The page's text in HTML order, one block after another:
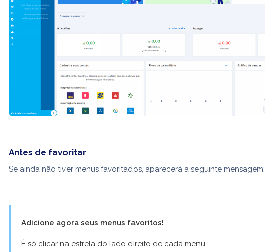
Antes de favoritar
Se ainda não tiver menus favoritados, aparecerá a seguinte mensagem:
Adicione agora seus menus favoritos!
É só clicar na estrela do lado direito de cada menu.